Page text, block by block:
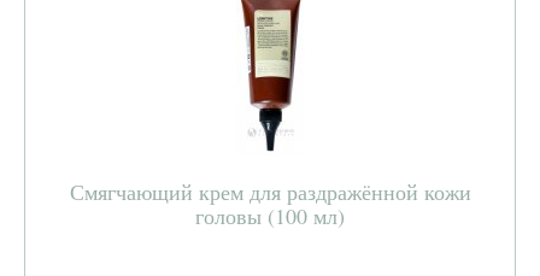
Смягчающий крем для раздражённой кожи
головы (100 мл)